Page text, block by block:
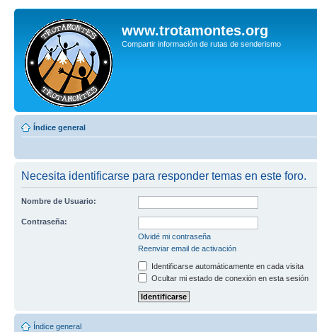
www.trotamontes.org
Compartir información de rutas de senderismo
Índice general
Necesita identificarse para responder temas en este foro.
Nombre de Usuario:
Contraseña:
Olvidé mi contraseña
Reenviar email de activación
Identificarse automáticamente en cada visita
Ocultar mi estado de conexión en esta sesión
Índice general